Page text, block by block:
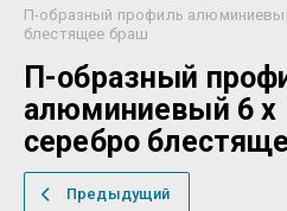
П-образный профиль
блестящее браш
П-образный
алюминиевый 6 х
серебро
Предыдущий